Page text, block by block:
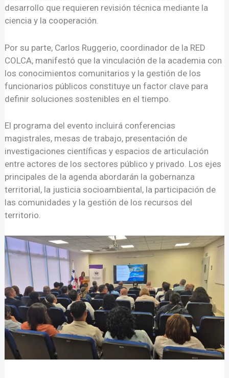
desarrollo que requieren revisión técnica mediante la
ciencia y la cooperación.
Por su parte, Carlos Ruggerio, coordinador de la RED
COLCA, manifestó que la vinculación de la academia con
los conocimientos comunitarios y la gestión de los
funcionarios públicos constituye un factor clave para
definir soluciones sostenibles en el tiempo.
El programa del evento incluirá conferencias
magistrales, mesas de trabajo, presentación de
investigaciones científicas y espacios de articulación
entre actores de los sectores público y privado. Los ejes
principales de la agenda abordarán la gobernanza
territorial, la justicia socioambiental, la participación de
las comunidades y la gestión de los recursos del
territorio.